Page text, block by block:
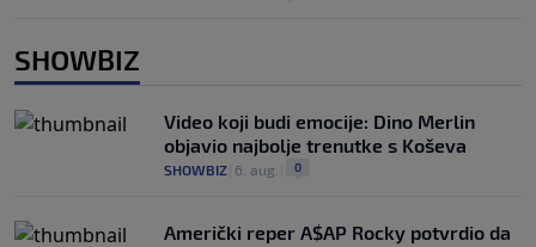
SHOWBIZ
Video koji budi emocije: Dino Merlin
objavio najbolje trenutke s Koševa
SHOWBIZ 6. aug. 0
Američki reper A$AP Rocky potvrdio da